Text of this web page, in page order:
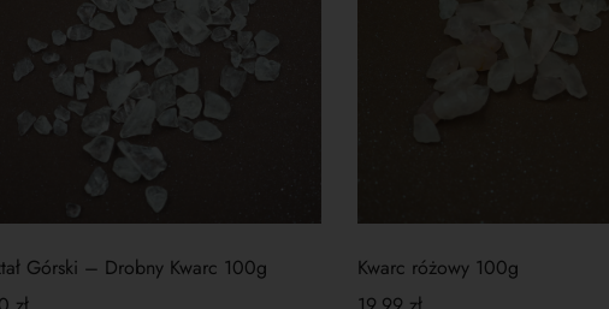
Górski – Drobny Kwarc 100g
Kwarc różowy 100g